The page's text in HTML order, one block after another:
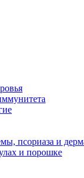
псориаза и
и порошке